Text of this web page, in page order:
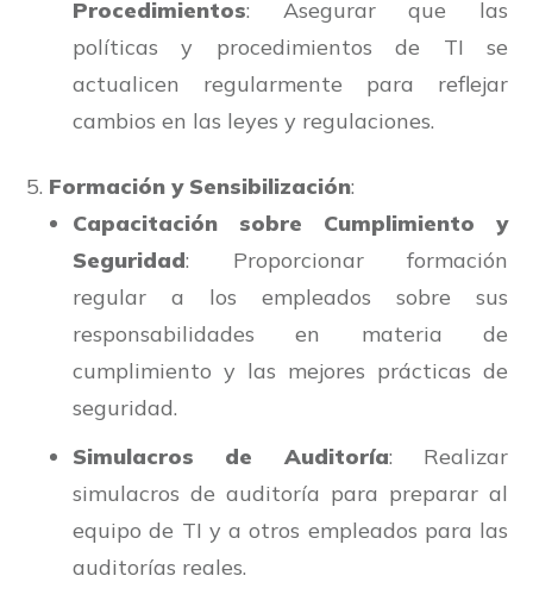
Procedimientos: Asegurar que las
políticas y procedimientos de TI se
actualicen regularmente para reflejar
cambios en las leyes y regulaciones.
Formación y Sensibilización:
Capacitación sobre Cumplimiento y
Seguridad: Proporcionar formación
regular a los empleados sobre sus
responsabilidades en materia de
cumplimiento y las mejores prácticas de
seguridad.
Simulacros de Auditoría: Realizar
simulacros de auditoría para preparar al
equipo de TI y a otros empleados para las
auditorías reales.